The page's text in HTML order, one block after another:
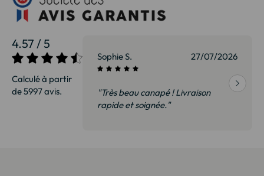
4.57 / 5
Calculé à partir
de 5997 avis.
27/07/2026 Sophie S. 27/07/2026
"Très beau canapé ! Livraison
rapide et soignée."